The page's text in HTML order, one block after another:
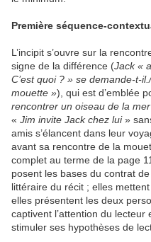
Première séquence-
L’incipit s’ouvre sur la
signe de la différence (Jack «
C’est quoi ? » se demande-t-
mouette »), qui est d’emblée
rencontrer un oiseau de la mer
« Jim invite Jack chez lui»
amis s’élancent dans leur
avant sa rencontre de la
complet au terme de la page
posent les bases du contrat
littéraire du récit ; elles
elles présentent les deux
captivent l’attention du
stimuler ses hypothèses de